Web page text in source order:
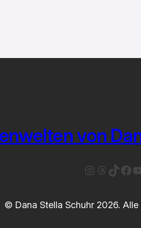
von
Instagram
Threads
© Dana Stella Schuhr 2026.